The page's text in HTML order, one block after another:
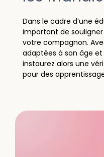
Dans le cadre d’une
important de
votre compagnon.
adaptées à son âge
instaurez alors une
pour des